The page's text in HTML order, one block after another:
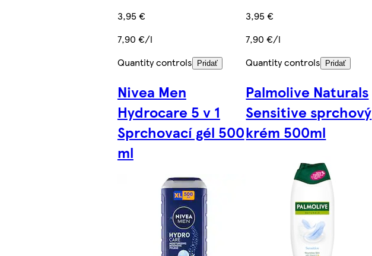
3,95 €
7,90 €/l
Quantity controls
Pridať
3,95 €
7,90 €/l
Quantity controls
Pridať
Nivea Men
Hydrocare 5 v 1
Sprchovací gél 500
ml
Palmolive Naturals
Sensitive sprchový
krém 500ml